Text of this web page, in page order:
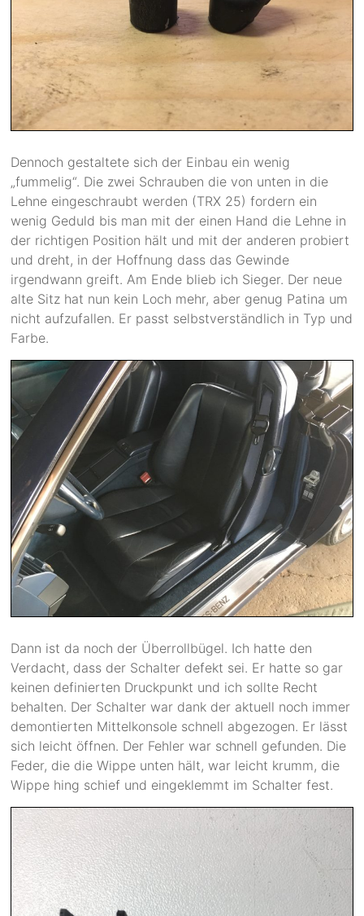
Dennoch gestaltete sich der Einbau ein wenig
„fummelig“. Die zwei Schrauben die von unten in die
Lehne eingeschraubt werden (TRX 25) fordern ein
wenig Geduld bis man mit der einen Hand die Lehne in
der richtigen Position hält und mit der anderen probiert
und dreht, in der Hoffnung dass das Gewinde
irgendwann greift. Am Ende blieb ich Sieger. Der neue
alte Sitz hat nun kein Loch mehr, aber genug Patina um
nicht aufzufallen. Er passt selbstverständlich in Typ und
Farbe.
Dann ist da noch der Überrollbügel. Ich hatte den
Verdacht, dass der Schalter defekt sei. Er hatte so gar
keinen definierten Druckpunkt und ich sollte Recht
behalten. Der Schalter war dank der aktuell noch immer
demontierten Mittelkonsole schnell abgezogen. Er lässt
sich leicht öffnen. Der Fehler war schnell gefunden. Die
Feder, die die Wippe unten hält, war leicht krumm, die
Wippe hing schief und eingeklemmt im Schalter fest.